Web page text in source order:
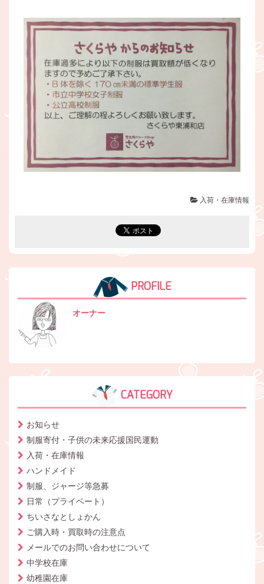
入荷・在庫情報
PROFILE
オーナー
CATEGORY
お知らせ
制服寄付・子供の未来応援国民運動
入荷・在庫情報
ハンドメイド
制服、ジャージ等急募
日常（プライベート）
ちいさなとしょかん
ご購入時・買取時の注意点
メールでのお問い合わせについて
中学校在庫
幼稚園在庫